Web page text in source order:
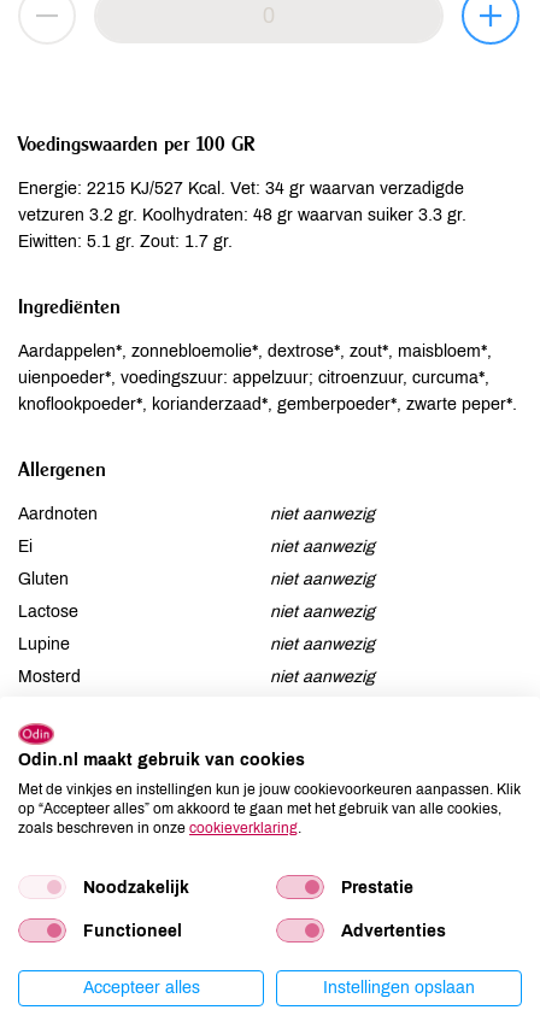
Voedingswaarden per 100 GR
Energie: 2215 KJ/527 Kcal. Vet: 34 gr waarvan verzadigde
vetzuren 3.2 gr. Koolhydraten: 48 gr waarvan suiker 3.3 gr.
Eiwitten: 5.1 gr. Zout: 1.7 gr.
Ingrediënten
Aardappelen*, zonnebloemolie*, dextrose*, zout*, maisbloem*,
uienpoeder*, voedingszuur: appelzuur; citroenzuur, curcuma*,
knoflookpoeder*, korianderzaad*, gemberpoeder*, zwarte peper*.
Allergenen
Aardnoten
niet aanwezig
Ei
niet aanwezig
Gluten
niet aanwezig
Lactose
niet aanwezig
Lupine
niet aanwezig
Mosterd
niet aanwezig
Schaaldieren
Selderij
niet aanwezig
Sesam
niet aanwezig
Soja
niet aanwezig
Weekdieren
niet aanwezig
Zwaveldioxide / sulfieten
niet aanwezig
Odin.nl maakt gebruik van cookies
Met de vinkjes en instellingen kun je jouw cookievoorkeuren aanpassen. Klik
op “Accepteer alles” om akkoord te gaan met het gebruik van alle cookies,
zoals beschreven in onze cookieverklaring.
Noodzakelijk Prestatie
Functioneel Advertenties
Accepteer alles Instellingen opslaan